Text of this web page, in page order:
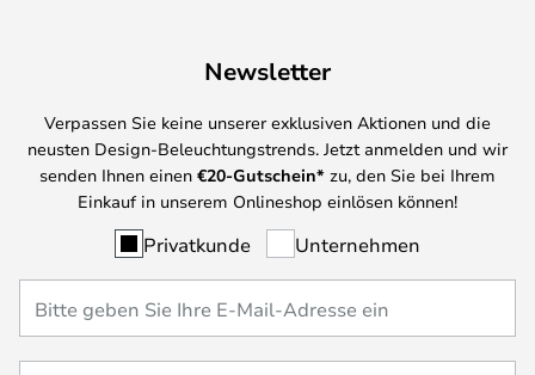
Newsletter
Verpassen Sie keine unserer exklusiven Aktionen und die
neusten Design-Beleuchtungstrends. Jetzt anmelden und wir
senden Ihnen einen €20-Gutschein* zu, den Sie bei Ihrem
Einkauf in unserem Onlineshop einlösen können!
Privatkunde Unternehmen